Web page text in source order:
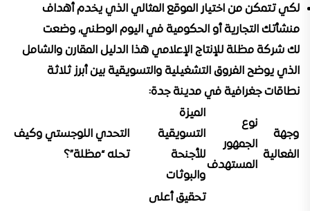
لكي تتمكن من اختيار الموقع المثالي الذي يخدم أهداف
منشأتك التجارية أو الحكومية في اليوم الوطني، وضعت
لك شركة مظلة للإنتاج الإعلامي هذا الدليل المقارن والشامل
الذي يوضح الفروق التشغيلية والتسويقية بين أبرز ثلاثة
نطاقات جغرافية في مدينة جدة:
وجهة
الفعالية
نوع
الجمهور
المستهدف
الميزة
التسويقية
للأجنحة
والبوثات
التحدي اللوجستي وكيف
تحله “مظلة”؟
تحقيق أعلى